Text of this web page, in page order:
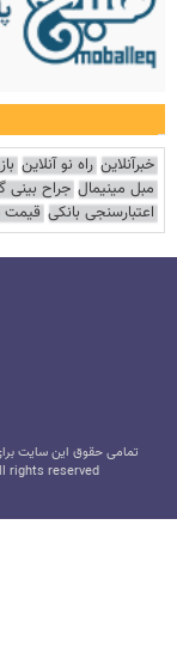
خبرآنلاین راه نو آنلاین
مبل مینیمال جراح بینی
اعتبارسنجی بانکی قیمت
تمامی حقوق این سایت
rights reserved